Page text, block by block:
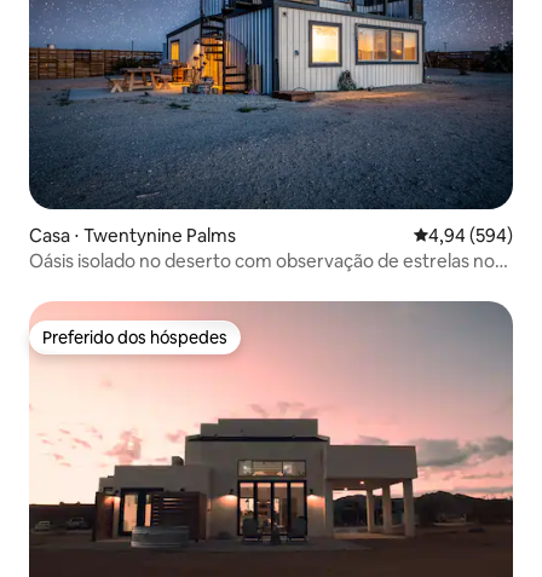
Casa ⋅ Twentynine Palms 4,94 de uma
4,94 (594)
Oásis isolado no deserto com observação de estrelas no
Preferido dos hóspedes
Preferido dos hóspedes